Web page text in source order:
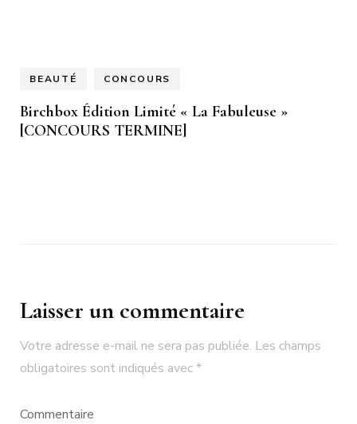
BEAUTÉ CONCOURS
Birchbox Édition Limité « La Fabuleuse »
[CONCOURS TERMINE]
Laisser un commentaire
Votre adresse e-mail ne sera pas publiée. Les champs
obligatoires sont indiqués avec*
Commentaire